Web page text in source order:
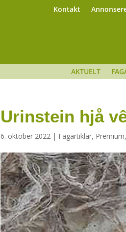
Kontakt
AKTUELT
Urinstein hjå
6. oktober 2022 | Fagartiklar, Premium